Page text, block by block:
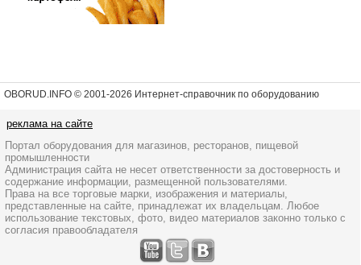
OBORUD.INFO © 2001-2026 Интернет-справочник по оборудованию
реклама на сайте
Портал оборудования для магазинов, ресторанов, пищевой
промышленности
Администрация сайта не несет ответственности за достоверность и
содержание информации, размещенной пользователями.
Права на все торговые марки, изображения и материалы,
представленные на сайте, принадлежат их владельцам. Любое
использование текстовых, фото, видео материалов законно только с
согласия правообладателя